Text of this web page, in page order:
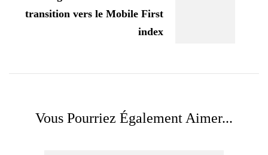
transition vers le Mobile First
index
Vous Pourriez Également Aimer...